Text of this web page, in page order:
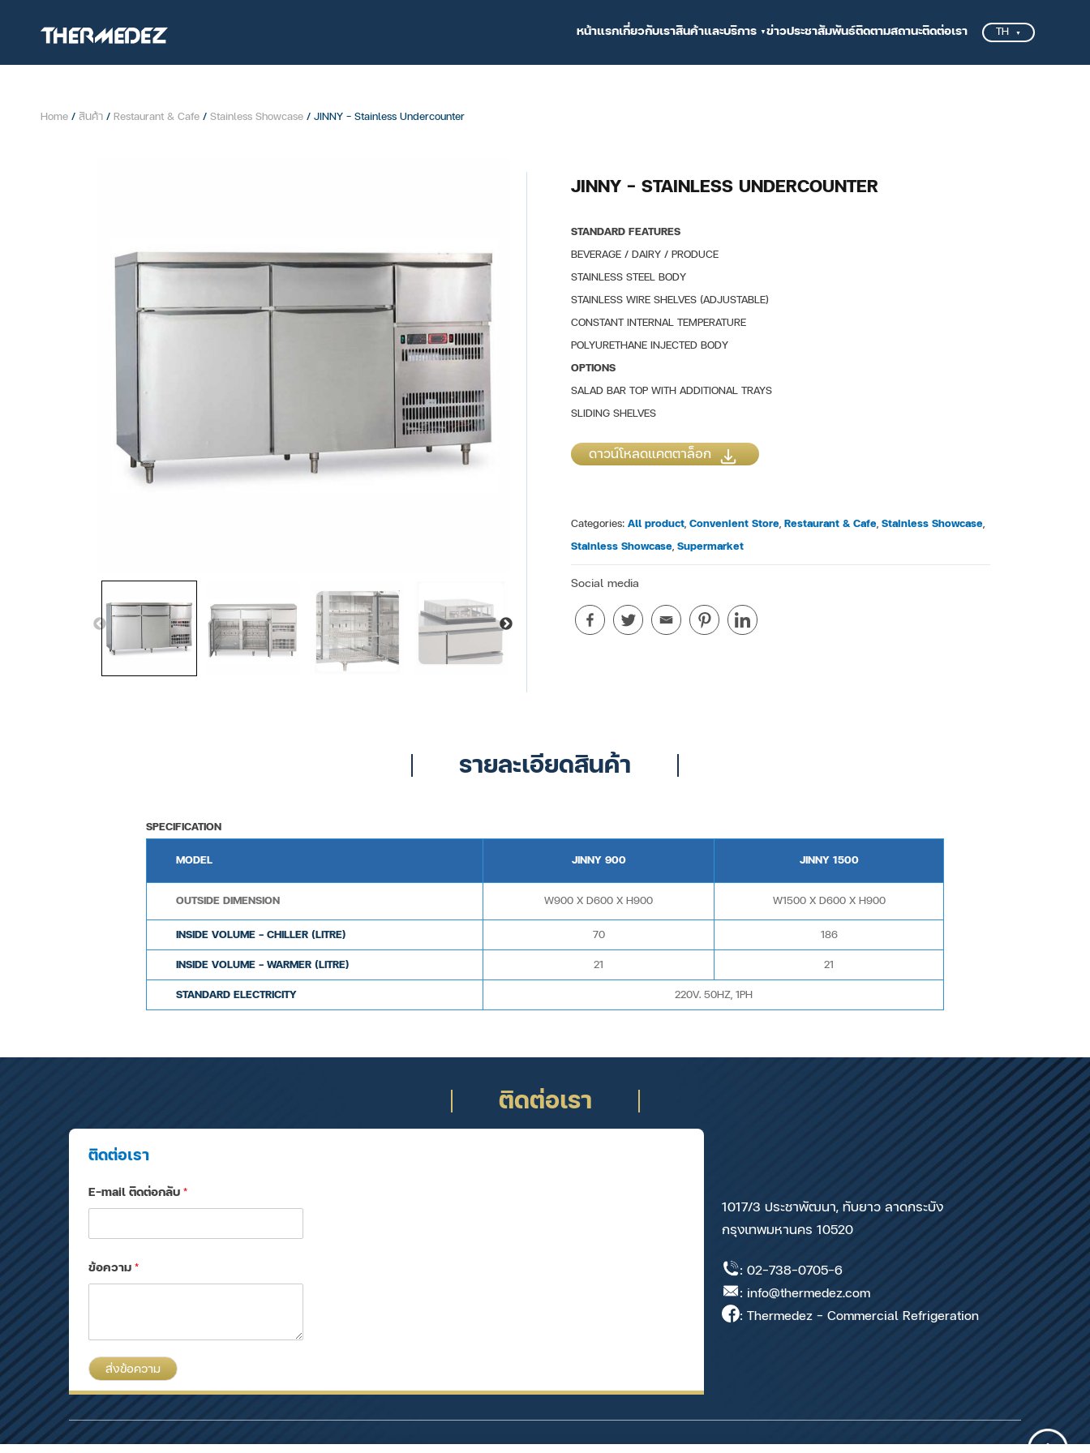
หน้าแรกเกี่ยวกับเราสินค้าและบริการ ข่าวประชาสัมพันธ์ติดตามสถานะติดต่อเรา TH
Home / สินค้า / Restaurant & Cafe / Stainless Showcase / JINNY – Stainless Undercounter
JINNY – STAINLESS UNDERCOUNTER
STANDARD FEATURES
BEVERAGE / DAIRY / PRODUCE
STAINLESS STEEL BODY
STAINLESS WIRE SHELVES (ADJUSTABLE)
CONSTANT INTERNAL TEMPERATURE
POLYURETHANE INJECTED BODY
OPTIONS
SALAD BAR TOP WITH ADDITIONAL TRAYS
SLIDING SHELVES
ดาวน์โหลดแคตตาล็อก
Categories:All product,Convenient Store,Restaurant & Cafe,Stainless Showcase,
Stainless Showcase,Supermarket
Social media
รายละเอียดสินค้า
SPECIFICATION
MODEL JINNY 900 JINNY 1500
OUTSIDE DIMENSION W900 X D600 X H900 W1500 X D600 X H900
INSIDE VOLUME – CHILLER (LITRE) 70
186
INSIDE VOLUME – WARMER (LITRE)
21
21
STANDARD ELECTRICITY
220V. 50HZ, 1PH
ติดต่อเรา
ติดต่อเรา
E-mail ติดต่อกลับ*
ข้อความ*
ส่งข้อความ
1017/3 ประชาพัฒนา, ทับยาว ลาดกระบัง
กรุงเทพมหานคร 10520
: 02-738-0705-6
: info@thermedez.com
: Thermedez - Commercial Refrigeration